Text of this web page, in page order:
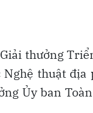
thưởng
thuật địa
Ủy ban